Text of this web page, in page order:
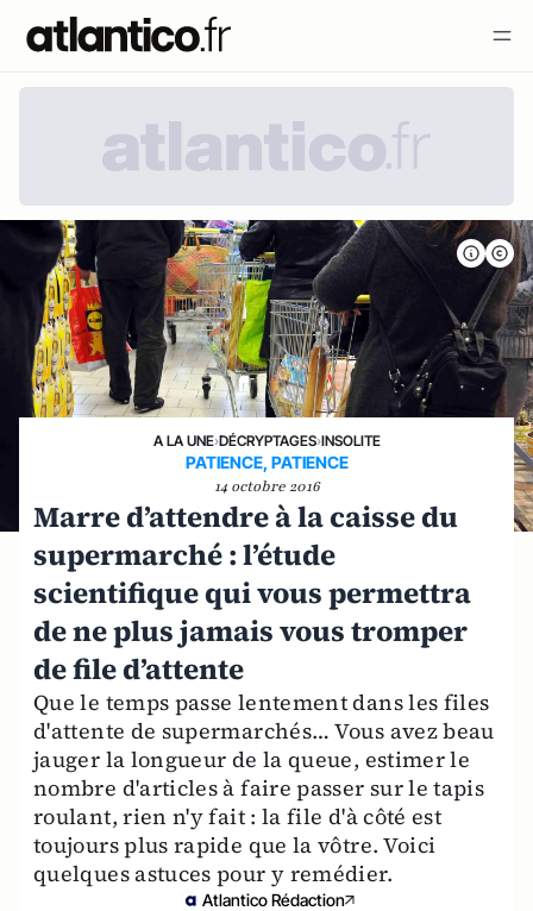
A LA UNE›DÉCRYPTAGES›INSOLITE
PATIENCE, PATIENCE
14 octobre 2016
Marre d’attendre à la caisse du
supermarché : l’étude
scientifique qui vous permettra
de ne plus jamais vous tromper
de file d’attente
Que le temps passe lentement dans les files
d'attente de supermarchés… Vous avez beau
jauger la longueur de la queue, estimer le
nombre d'articles à faire passer sur le tapis
roulant, rien n'y fait : la file d'à côté est
toujours plus rapide que la vôtre. Voici
quelques astuces pour y remédier.
Atlantico Rédaction